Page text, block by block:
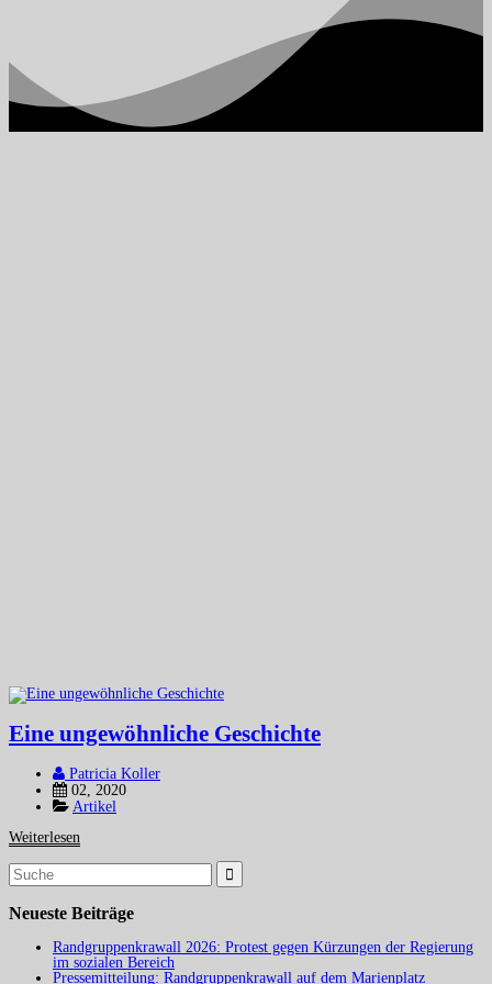
Eine ungewöhnliche Geschichte
Patricia Koller
02, 2020
Artikel
Weiterlesen
Suchergebnis
für:
Neueste Beiträge
Randgruppenkrawall 2026: Protest gegen Kürzungen der Regierung
im sozialen Bereich
Pressemitteilung: Randgruppenkrawall auf dem Marienplatz